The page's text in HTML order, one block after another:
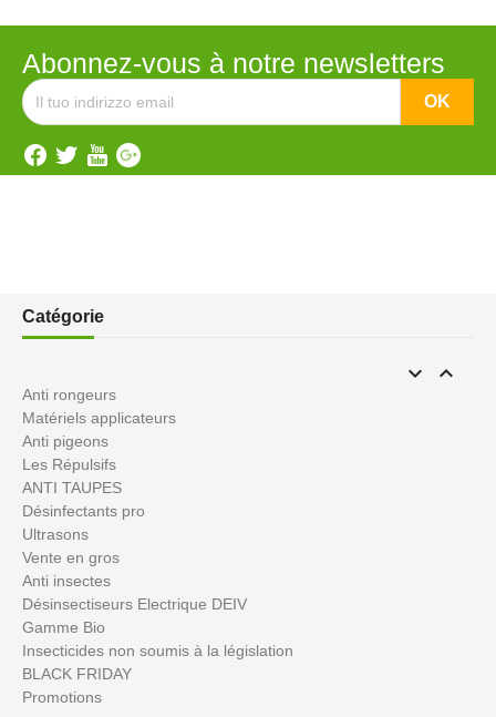
Abonnez-vous à notre newsletters
Catégorie
 
Anti rongeurs
Matériels applicateurs
Anti pigeons
Les Répulsifs
ANTI TAUPES
Désinfectants pro
Ultrasons
Vente en gros
Anti insectes
Désinsectiseurs Electrique DEIV
Gamme Bio
Insecticides non soumis à la législation
BLACK FRIDAY
Promotions